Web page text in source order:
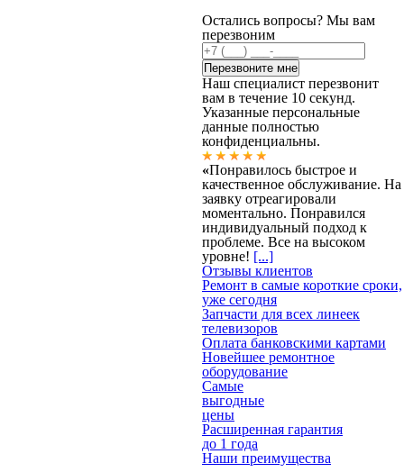
Остались вопросы? Мы вам
перезвоним
Наш специалист перезвонит
вам в течение 10 секунд.
Указанные персональные
данные полностью
конфиденциальны.
«Понравилось быстрое и
качественное обслуживание. На
заявку отреагировали
моментально. Понравился
индивидуальный подход к
проблеме. Все на высоком
уровне! [...]
Отзывы клиентов
Ремонт в самые короткие сроки,
уже сегодня
Запчасти для всех линеек
телевизоров
Оплата банковскими картами
Новейшее ремонтное
оборудование
Самые
выгодные
цены
Расширенная гарантия
до 1 года
Наши преимущества